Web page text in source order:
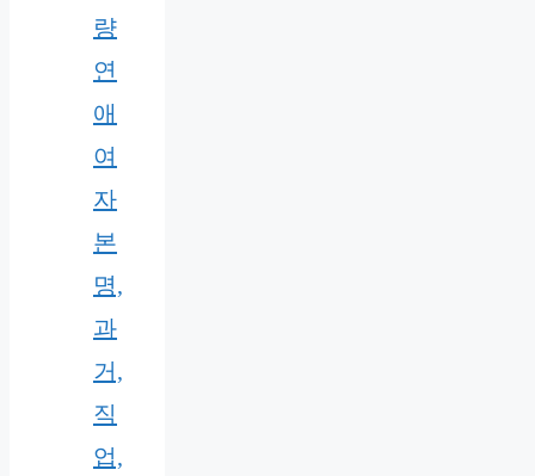
량
연
애
여
자
본
명,
과
거,
직
업,